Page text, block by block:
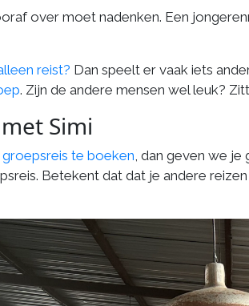
over moet nadenken. Een
reist? Dan speelt er vaak iets
. Zijn de andere mensen wel leuk?
Simi
te boeken , dan geven we
Betekent dat dat je andere